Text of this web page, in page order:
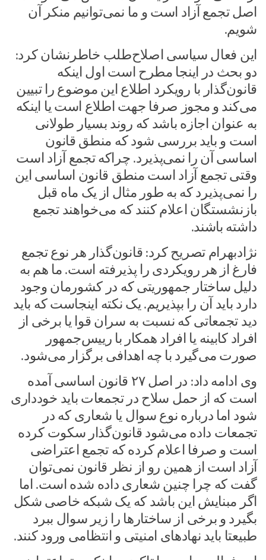
اصل تجمع آزاد است و ما نمی‌توانیم منکر آن
شویم.
این فعال سیاسی اصلاح‌طلب خاطرنشان کرد:
دو بحث در اینجا مطرح است اول اینکه
قانون‌گذار با رویکرد اطلاع این موضوع را تبیین
می‌کند و مجوز صرفا جهت اطلاع است یا اینکه
به عنوان اجازه باشد که روند بسیار طولانی
است و باید بررسی شود که منطق قانون
اساسی آن را نمی‌پذیرد. چراکه تجمع آزاد است
وقتی تجمع آزاد است منطق قانون اساسی این
را نمی‌پذیرد که به طور مثال از یک ماه قبل
بازنشستگان اعلام کنند که می‌خواهند تجمع
داشته باشند.
نژادبهرام تصریح کرد: قانون‌گذار هر نوع تجمع
فارغ از هر رویکردی را پذیرفته است. ما هم به
دلیل ساختار جمهوریتی که در کشورمان وجود
دارد باید آن را بپذیریم. یک نکته اینجاست که باید
دید تجمعاتی که نسبت به سران قوا یا برخی از
افراد کابینه یا افراد همکار با رییس‌جمهور
صورت می‌گیرد با چه اهدافی برگزار می‌شود.
وی ادامه داد: در اصل ۲۷ قانون اساسی آمده
است که از حمل سلاح در تجمعات باید خودداری
شود اما درباره نوع سوال یا شعاری که در
تجمعات داده می‌شود قانون‌گذار سکوت کرده
است و صرفا اعلام کرده که تجمع اعتراضی
آزاد است از همین رو از نظر قانون نمی‌توان
گفت که چرا چنین شعاری داده شده است. اما
اگر مبنایش این باشد که یک شبکه خاصی شکل
بگیرد و برخی از ساختارها را زیر سوال ببرد
طبیعتا باید نهادهای امنیتی و انتظامی ورود کنند.